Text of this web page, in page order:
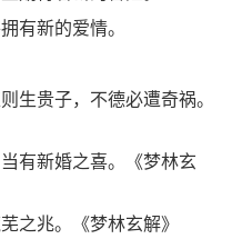
有新的爱情。
生贵子，不德必遭奇祸。
有新婚之喜。《梦林玄
之兆。《梦林玄解》